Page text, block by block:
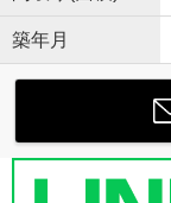
築年月